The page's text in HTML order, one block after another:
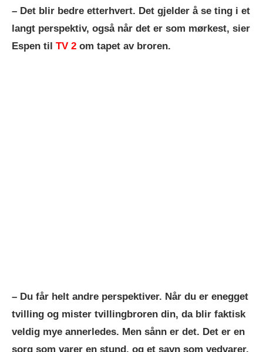
– Det blir bedre etterhvert. Det gjelder å se ting i et
langt perspektiv, også når det er som mørkest, sier
Espen til TV 2 om tapet av broren.
– Du får helt andre perspektiver. Når du er enegget
tvilling og mister tvillingbroren din, da blir faktisk
veldig mye annerledes. Men sånn er det. Det er en
sorg som varer en stund, og et savn som vedvarer.